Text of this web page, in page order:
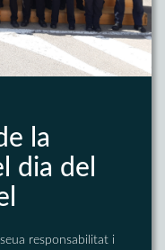
la
dia del
responsabilitat i